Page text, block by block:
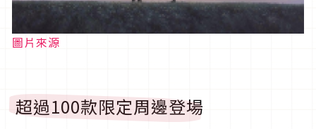
圖片來源
超過100款限定周邊登場